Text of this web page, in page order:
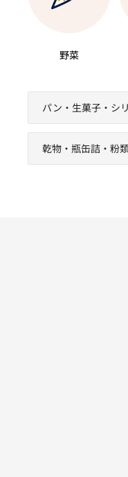
野菜
パン・生菓子・シ
乾物・瓶缶詰・粉